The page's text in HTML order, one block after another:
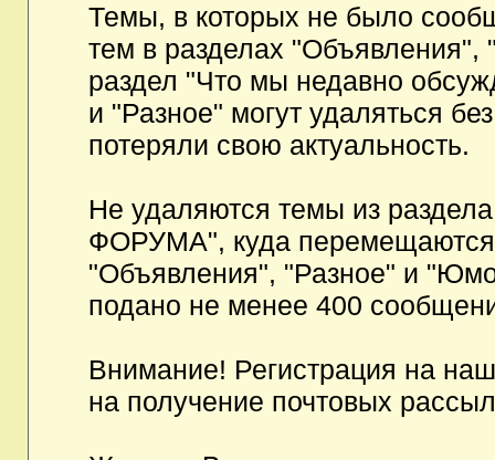
Темы, в которых не было
тем в разделах
раздел "Что мы недавно
и "Разное" могут удаляться
потеряли свою актуальность.
Не удаляются темы из
ФОРУМА", куда перемещаются
"Объявления", "Разное" и
подано не менее 400
Внимание! Регистрация на
на получение почтовых